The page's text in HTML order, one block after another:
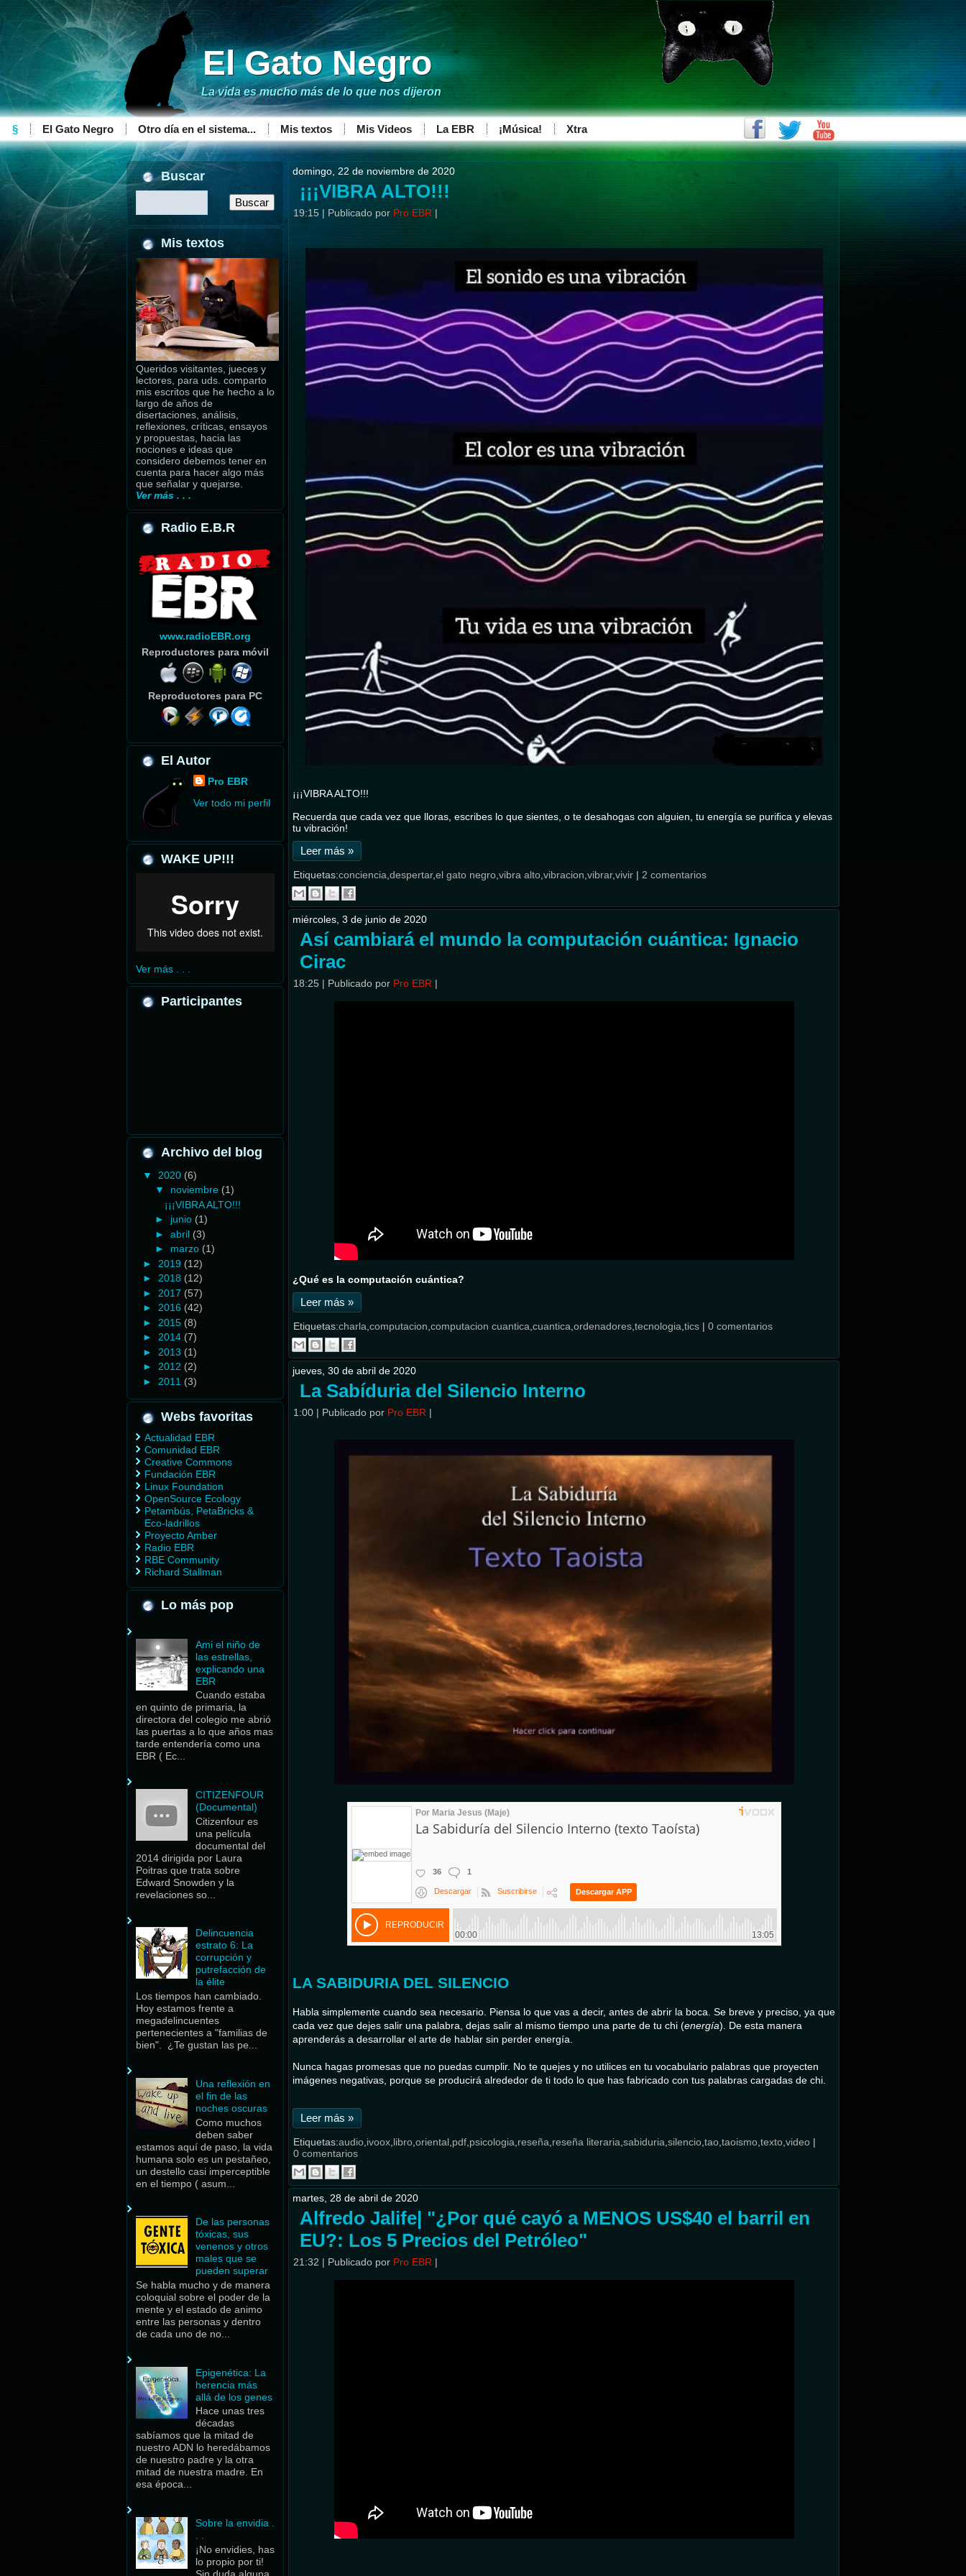
El Gato Negro
La vida es mucho más de lo que nos dijeron
§ El Gato Negro Otro día en el sistema... Mis textos Mis Videos La EBR ¡Música! Xtra
Buscar
Mis textos
Queridos visitantes, jueces y
lectores, para uds. comparto
mis escritos que he hecho a lo
largo de años de
disertaciones, análisis,
reflexiones, críticas, ensayos
y propuestas, hacia las
nociones e ideas que
considero debemos tener en
cuenta para hacer algo más
que señalar y quejarse.
Ver más . . .
Radio E.B.R
www.radioEBR.org
Reproductores para móvil
Reproductores para PC
El Autor
Pro EBR
Ver todo mi perfil
WAKE UP!!!
Ver más . . .
Participantes
Archivo del blog
▼ 2020 (6)
▼ noviembre (1)
¡¡¡VIBRA ALTO!!!
► junio (1)
► abril (3)
► marzo (1)
► 2019 (12)
► 2018 (12)
► 2017 (57)
► 2016 (42)
► 2015 (8)
► 2014 (7)
► 2013 (1)
► 2012 (2)
► 2011 (3)
Webs favoritas
Actualidad EBR
Comunidad EBR
Creative Commons
Fundación EBR
Linux Foundation
OpenSource Ecology
Petambús, PetaBricks &
Eco-ladrillos
Proyecto Amber
Radio EBR
RBE Community
Richard Stallman
Lo más pop
Ami el niño de
las estrellas,
explicando una
EBR
Cuando estaba
en quinto de primaria, la
directora del colegio me abrió
las puertas a lo que años mas
tarde entendería como una
EBR ( Ec...
CITIZENFOUR
(Documental)
Citizenfour es
una película
documental del
2014 dirigida por Laura
Poitras que trata sobre
Edward Snowden y la
revelaciones so...
Delincuencia
estrato 6: La
corrupción y
putrefacción de
la élite
Los tiempos han cambiado.
Hoy estamos frente a
megadelincuentes
pertenecientes a "familias de
bien". ¿Te gustan las pe...
Una reflexión en
el fin de las
noches oscuras
Como muchos
deben saber
estamos aquí de paso, la vida
humana solo es un pestañeo,
un destello casi imperceptible
en el tiempo ( asum...
De las personas
tóxicas, sus
venenos y otros
males que se
pueden superar
Se habla mucho y de manera
coloquial sobre el poder de la
mente y el estado de animo
entre las personas y dentro
de cada uno de no...
Epigenética: La
herencia más
allá de los genes
Hace unas tres
décadas
sabíamos que la mitad de
nuestro ADN lo heredábamos
de nuestro padre y la otra
mitad de nuestra madre. En
esa época...
Sobre la envidia .
¡No envidies, has
lo propio por ti!
Sin duda alguna,
domingo, 22 de noviembre de 2020
¡¡¡VIBRA ALTO!!!
19:15 | Publicado por Pro EBR |
¡¡¡VIBRA ALTO!!!
Recuerda que cada vez que lloras, escribes lo que sientes, o te desahogas con alguien, tu energía se purifica y elevas
tu vibración!
Leer más »
Etiquetas:conciencia despertar,el gato negro vibra alto vibracion vibrar,vivir | 2 comentarios
miércoles, 3 de junio de 2020
Así cambiará el mundo la computación cuántica: Ignacio
Cirac
18:25 | Publicado por Pro EBR |
¿Qué es la computación cuántica?
Leer más »
Etiquetas:charla computacion computacion cuantica cuantica ordenadores tecnologia tics | 0 comentarios
jueves, 30 de abril de 2020
La Sabíduria del Silencio Interno
1:00 | Publicado por Pro EBR |
LA SABIDURIA DEL SILENCIO
Habla simplemente cuando sea necesario. Piensa lo que vas a decir, antes de abrir la boca. Se breve y preciso, ya que
cada vez que dejes salir una palabra, dejas salir al mismo tiempo una parte de tu chi (energía). De esta manera
aprenderás a desarrollar el arte de hablar sin perder energía.
Nunca hagas promesas que no puedas cumplir. No te quejes y no utilices en tu vocabulario palabras que proyecten
imágenes negativas, porque se producirá alrededor de ti todo lo que has fabricado con tus palabras cargadas de chi.
Leer más »
Etiquetas:audio ivoox libro oriental pdf psicologia reseña reseña literaria sabiduria silencio tao taoismo texto video |
0 comentarios
martes, 28 de abril de 2020
Alfredo Jalife| "¿Por qué cayó a MENOS US$40 el barril en
EU?: Los 5 Precios del Petróleo"
21:32 | Publicado por Pro EBR |